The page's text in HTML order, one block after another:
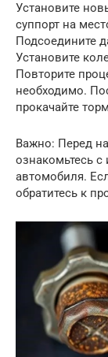
Установите
суппорт на
Подсоедините
Установите
Повторите
необходимо.
прокачайте
Важно: Перед
ознакомьтесь с
автомобиля.
обратитесь к